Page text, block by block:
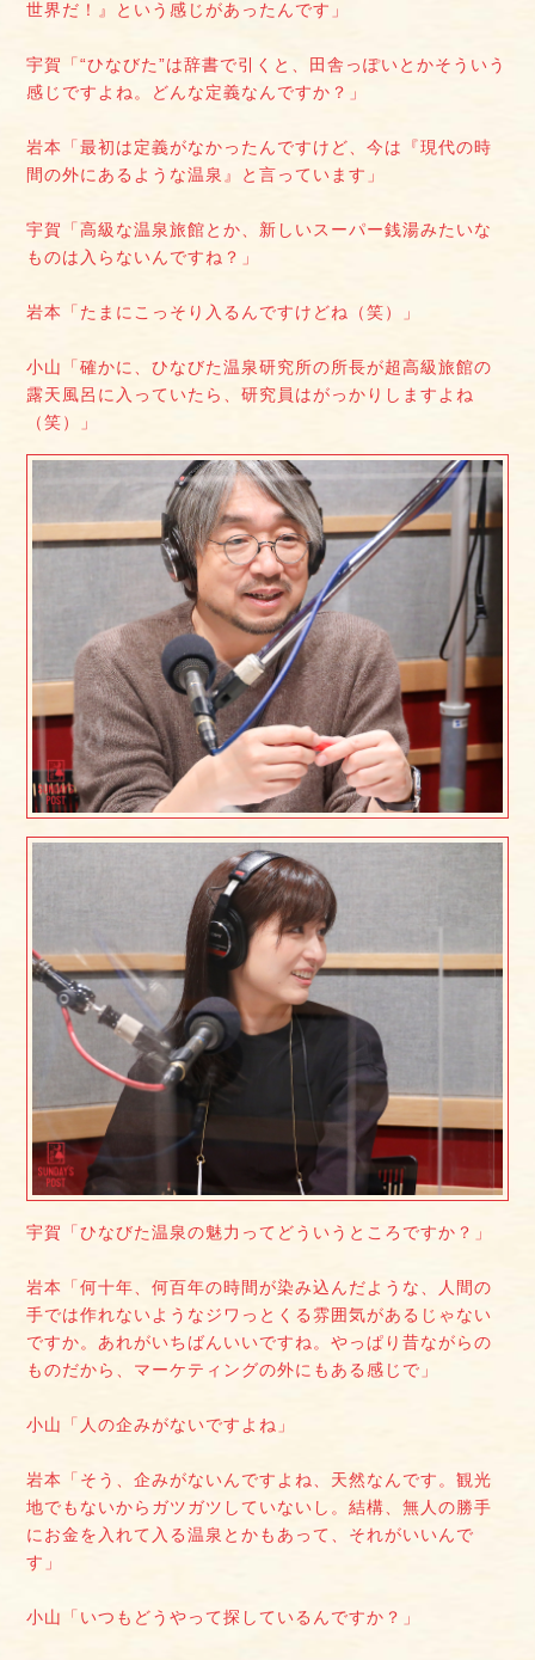
世界だ！』という感じがあったんです」
宇賀「“ひなびた”は辞書で引くと、田舎っぽいとかそういう
感じですよね。どんな定義なんですか？」
岩本「最初は定義がなかったんですけど、今は『現代の時
間の外にあるような温泉』と言っています」
宇賀「高級な温泉旅館とか、新しいスーパー銭湯みたいな
ものは入らないんですね？」
岩本「たまにこっそり入るんですけどね（笑）」
小山「確かに、ひなびた温泉研究所の所長が超高級旅館の
露天風呂に入っていたら、研究員はがっかりしますよね
（笑）」
宇賀「ひなびた温泉の魅力ってどういうところですか？」
岩本「何十年、何百年の時間が染み込んだような、人間の
手では作れないようなジワっとくる雰囲気があるじゃない
ですか。あれがいちばんいいですね。やっぱり昔ながらの
ものだから、マーケティングの外にもある感じで」
小山「人の企みがないですよね」
岩本「そう、企みがないんですよね、天然なんです。観光
地でもないからガツガツしていないし。結構、無人の勝手
にお金を入れて入る温泉とかもあって、それがいいんで
す」
小山「いつもどうやって探しているんですか？」